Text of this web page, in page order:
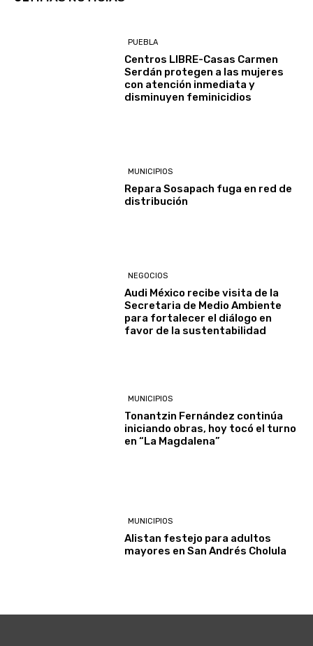
PUEBLA
Centros LIBRE-Casas Carmen
Serdán protegen a las mujeres
con atención inmediata y
disminuyen feminicidios
MUNICIPIOS
Repara Sosapach fuga en red de
distribución
NEGOCIOS
Audi México recibe visita de la
Secretaria de Medio Ambiente
para fortalecer el diálogo en
favor de la sustentabilidad
MUNICIPIOS
Tonantzin Fernández continúa
iniciando obras, hoy tocó el turno
en “La Magdalena”
MUNICIPIOS
Alistan festejo para adultos
mayores en San Andrés Cholula